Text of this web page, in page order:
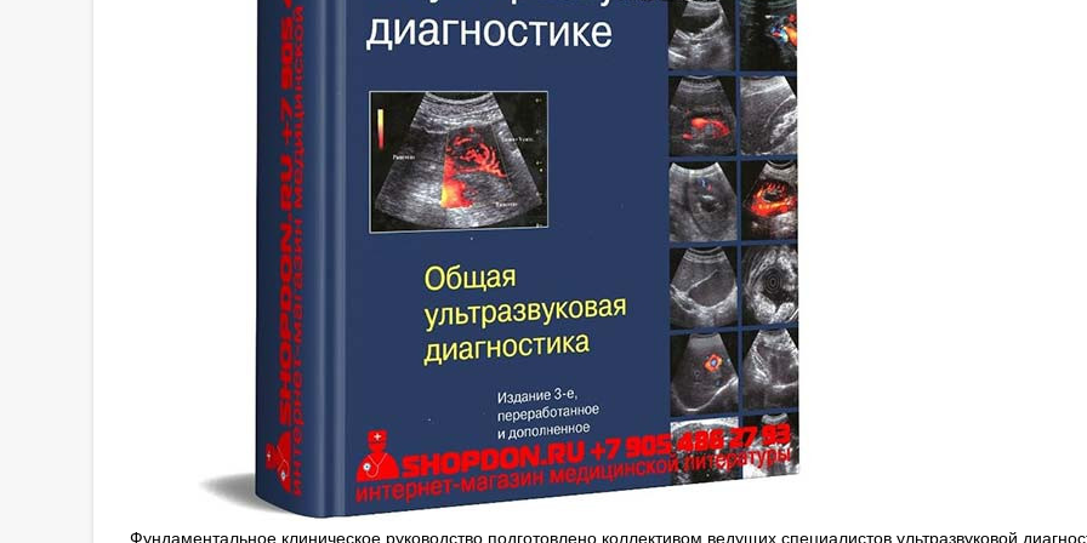
Фундаментальное клиническое руководство подготовлено коллективом ведущих специалистов ультразвуковой